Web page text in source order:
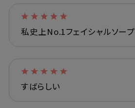
私史上No.1フェイシャルソープ
すばらしい